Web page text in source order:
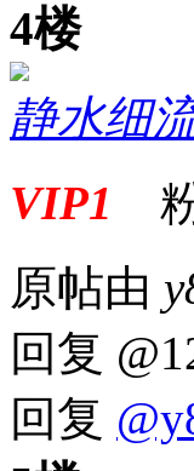
4楼
静水细
VIP1
原帖由
回复
回复